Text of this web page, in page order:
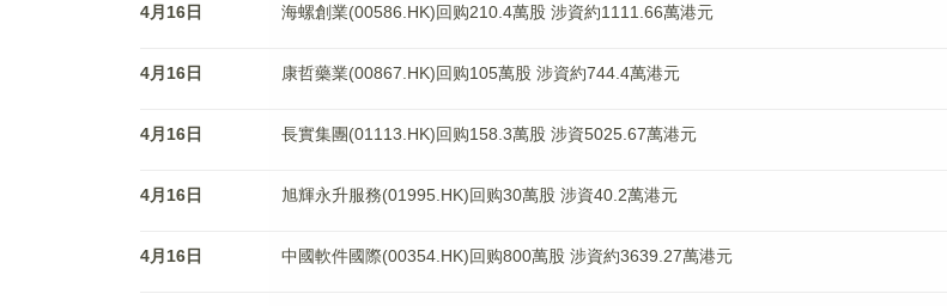
4月16日 海螺創業(00586.HK)回购210.4萬股 涉資約1111.66萬港元
4月16日 康哲藥業(00867.HK)回购105萬股 涉資約744.4萬港元
4月16日 長實集團(01113.HK)回购158.3萬股 涉資5025.67萬港元
4月16日 旭輝永升服務(01995.HK)回购30萬股 涉資40.2萬港元
4月16日 中國軟件國際(00354.HK)回购800萬股 涉資約3639.27萬港元